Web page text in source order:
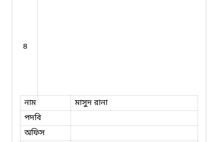
৪
নাম
মাসুদ রানা
পদবি
অফিস